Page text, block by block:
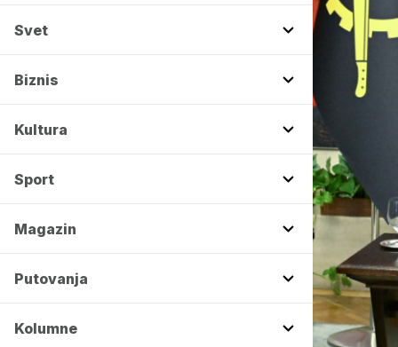
Svet
Biznis
Kultura
Sport
Magazin
Putovanja
Kolumne